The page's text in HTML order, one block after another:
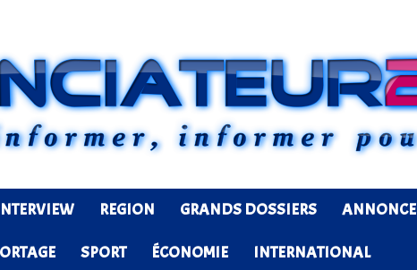
Ledenonciateur224
REGION GRANDS DOSSIERS ANNONCE
SPORT ÉCONOMIE INTERNATIONAL